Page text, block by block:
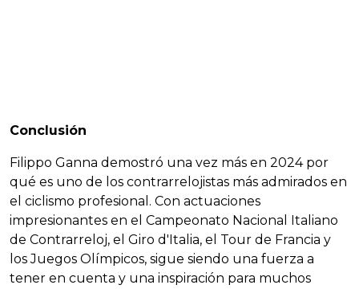
Conclusión
Filippo Ganna demostró una vez más en 2024 por
qué es uno de los contrarrelojistas más admirados en
el ciclismo profesional. Con actuaciones
impresionantes en el Campeonato Nacional Italiano
de Contrarreloj, el Giro d'Italia, el Tour de Francia y
los Juegos Olímpicos, sigue siendo una fuerza a
tener en cuenta y una inspiración para muchos